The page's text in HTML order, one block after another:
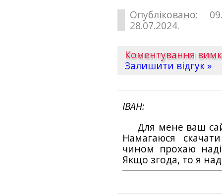
Опубліковано:
28.07.2024.
Коментування
Залишити відгук »
ІВАН
Для мене ваш
Намагаюся
чином прохаю
Якщо згода, то я